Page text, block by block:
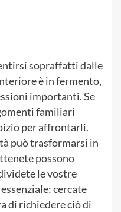
sopraffatti dalle
è in fermento,
importanti. Se
familiari
per affrontarli.
può trasformarsi in
possono
le vostre
cercate
di richiedere ciò di